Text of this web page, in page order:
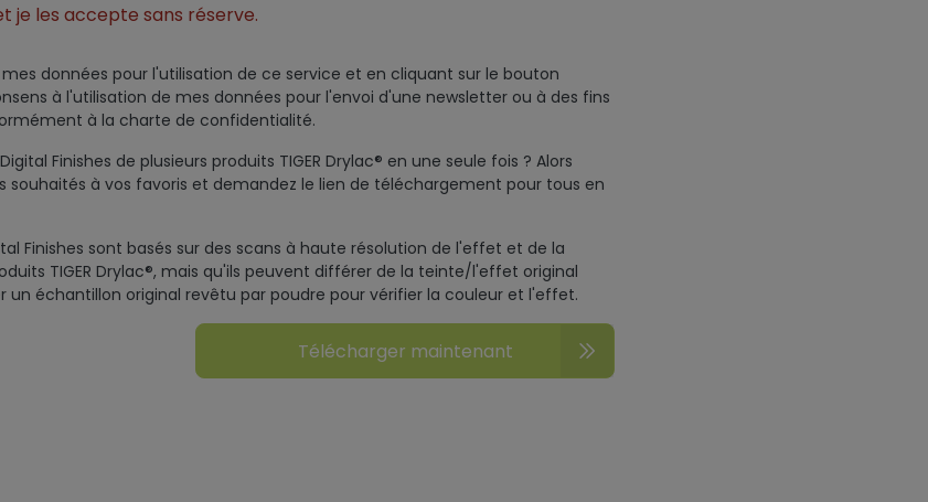
je les accepte sans réserve.
données pour l'utilisation de ce service et en cliquant sur le bouton
à l'utilisation de mes données pour l'envoi d'une newsletter ou à des fins
à la charte de confidentialité.
Finishes de plusieurs produits TIGER Drylac® en une seule fois ? Alors
souhaités à vos favoris et demandez le lien de téléchargement pour tous en
Finishes sont basés sur des scans à haute résolution de l'effet et de la
TIGER Drylac®, mais qu'ils peuvent différer de la teinte/l'effet original
un échantillon original revêtu par poudre pour vérifier la couleur et l'effet.
Télécharger maintenant